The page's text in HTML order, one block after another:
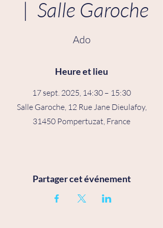
  |
Salle Garoche
Ado
Heure et lieu
17 sept. 2025, 14:30 – 15:30
Salle Garoche, 12 Rue Jane Dieulafoy,
31450 Pompertuzat, France
Partager cet événement